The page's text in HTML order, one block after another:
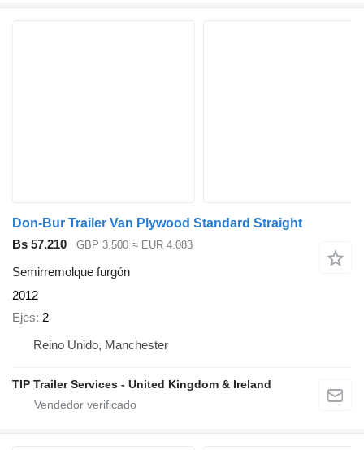
Don-Bur Trailer Van Plywood Standard Straight
Bs 57.210
GBP 3.500 ≈ EUR 4.083
Semirremolque furgón
2012
Ejes 2
Reino Unido, Manchester
TIP Trailer Services - United Kingdom & Ireland